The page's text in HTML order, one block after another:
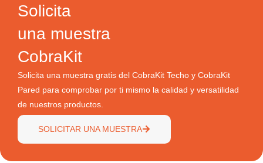
Solicita
una muestra
CobraKit
Solicita una muestra gratis del CobraKit Techo y CobraKit
Pared para comprobar por ti mismo la calidad y versatilidad
de nuestros productos.
SOLICITAR UNA MUESTRA